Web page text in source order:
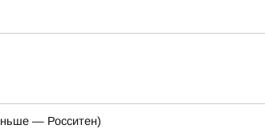
— Росситен)